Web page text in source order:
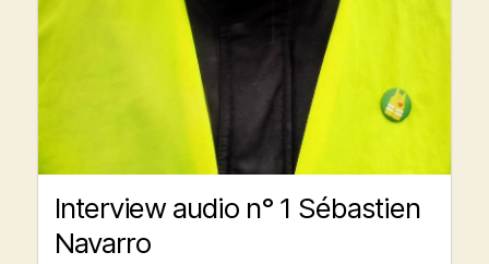
Interview audio n° 1 Sébastien
Navarro